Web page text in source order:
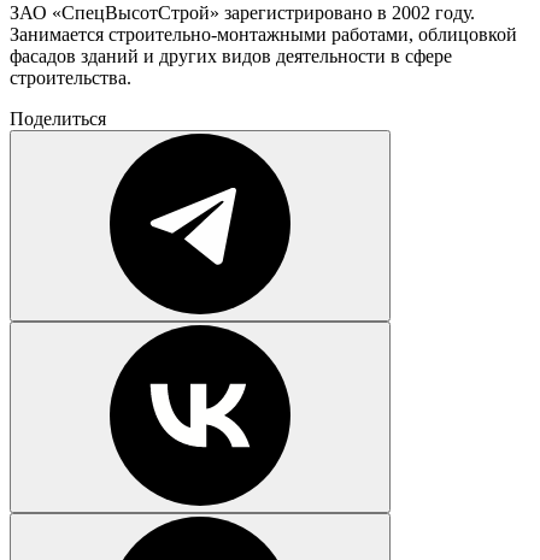
ЗАО «СпецВысотСтрой» зарегистрировано в 2002 году.
Занимается строительно-монтажными работами, облицовкой
фасадов зданий и других видов деятельности в сфере
строительства.
Поделиться